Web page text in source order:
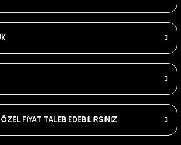
FİYAT TALEB EDEBİLİRSİNİZ.